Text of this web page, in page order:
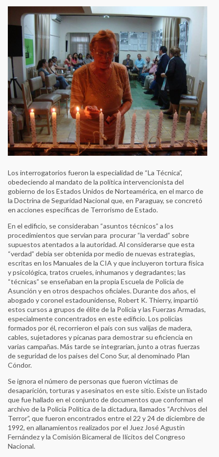
Los interrogatorios fueron la especialidad de “La Técnica”,
obedeciendo al mandato de la política intervencionista del
gobierno de los Estados Unidos de Norteamérica, en el marco de
la Doctrina de Seguridad Nacional que, en Paraguay, se concretó
en acciones específicas de Terrorismo de Estado.
En el edificio, se consideraban “asuntos técnicos” a los
procedimientos que servían para procurar “la verdad” sobre
supuestos atentados a la autoridad. Al considerarse que esta
“verdad” debía ser obtenida por medio de nuevas estrategias,
escritas en los Manuales de la CIA y que incluyeron tortura física
y psicológica, tratos crueles, inhumanos y degradantes; las
“técnicas” se enseñaban en la propia Escuela de Policía de
Asunción y en otros despachos oficiales. Durante dos años, el
abogado y coronel estadounidense, Robert K. Thierry, impartió
estos cursos a grupos de élite de la Policía y las Fuerzas Armadas,
especialmente concentrados en este edificio. Los policías
formados por él, recorrieron el país con sus valijas de madera,
cables, sujetadores y picanas para demostrar su eficiencia en
varias campañas. Más tarde se integrarían, junto a otras fuerzas
de seguridad de los países del Cono Sur, al denominado Plan
Cóndor.
Se ignora el número de personas que fueron víctimas de
desaparición, torturas y asesinatos en este sitio. Existe un listado
que fue hallado en el conjunto de documentos que conforman el
archivo de la Policía Política de la dictadura, llamados “Archivos del
Terror”, que fueron encontrados entre el 22 y 24 de diciembre de
1992, en allanamientos realizados por el Juez José Agustín
Fernández y la Comisión Bicameral de Ilícitos del Congreso
Nacional.